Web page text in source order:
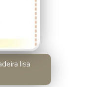
lisa